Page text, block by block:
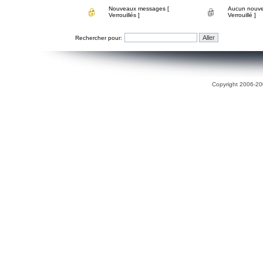
Nouveaux messages [
Verrouillés ]
Aucun
Verrouillé ]
Rechercher pour:
Copyright 2006-